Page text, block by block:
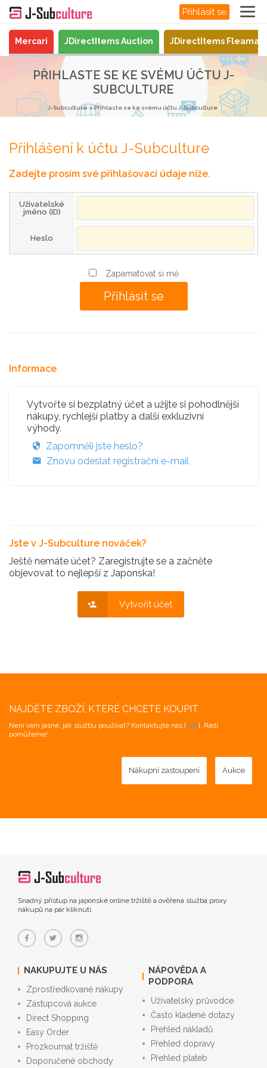
Přihlásit se
Mercari JDirectItems Auction JDirectItems
PŘIHLASTE SE KE SVÉMU ÚČTU J-
SUBCULTURE
J-Subculture Přihlaste se ke svému účtu J-Subculture
Přihlášení k účtu J-Subculture
Zadejte prosím své přihlašovací údaje níže.
Uživatelské
jméno (ID)
Heslo
Zapamatovat si mě
Informace
Vytvořte si bezplatný účet a užijte si pohodlnější
nákupy, rychlejší platby a další exkluzivní
výhody.
Zapomněli jste heslo?
Znovu odeslat registrační e-mail
Jste v J-Subculture nováček?
Ještě nemáte účet? Zaregistrujte se a začněte
objevovat to nejlepší z Japonska!
Vytvořit účet
NAJDĚTE ZBOŽÍ, KTERÉ CHCETE KOUPIT
Není vám jasné, jak službu používat? Kontaktujte nás [zde]. Rádi
pomůžeme!
Nákupní zastoupení Aukce
Snadný přístup na japonské online tržiště a ověřená služba proxy
nákupů na pár kliknutí.
NAKUPUJTE U NÁS
Zprostředkované nákupy
Zástupcová aukce
Direct Shopping
Easy Order
Prozkoumat tržiště
Doporučené obchody
NÁPOVĚDA A
PODPORA
Uživatelský průvodce
Často kladené dotazy
Přehled nákladů
Přehled dopravy
Přehled plateb